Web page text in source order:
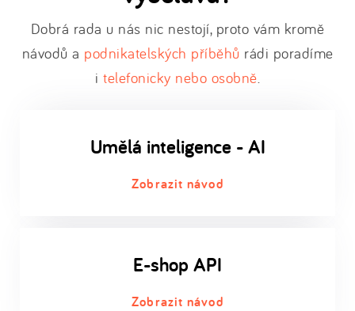
Dobrá rada u nás nic nestojí, proto vám kromě
návodů a podnikatelských příběhů rádi poradíme
i telefonicky nebo osobně
Umělá inteligence - AI
Zobrazit návod
E-shop API
Zobrazit návod